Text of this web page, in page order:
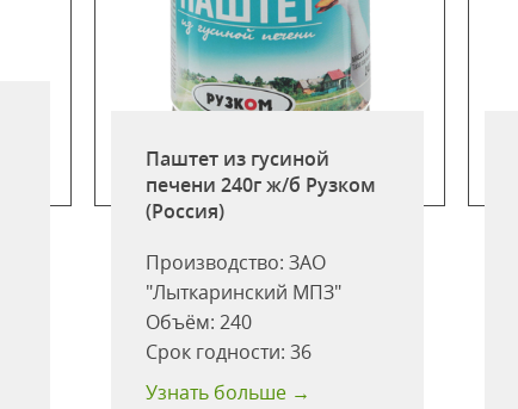
Паштет из гусиной
печени 240г ж/б Рузком
(Россия)
Производство:ЗАО
"Лыткаринский МПЗ"
Объём:240
Срок годности:36
Узнать больше →